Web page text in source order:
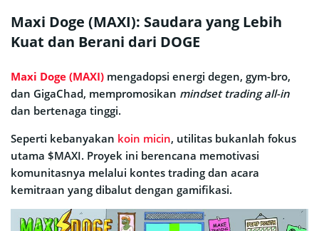
Maxi Doge (MAXI): Saudara yang Lebih
Kuat dan Berani dari DOGE
Maxi Doge (MAXI) mengadopsi energi degen, gym-bro,
dan GigaChad, mempromosikan mindset trading all-in
dan bertenaga tinggi.
Seperti kebanyakan koin micin, utilitas bukanlah fokus
utama $MAXI. Proyek ini berencana memotivasi
komunitasnya melalui kontes trading dan acara
kemitraan yang dibalut dengan gamifikasi.